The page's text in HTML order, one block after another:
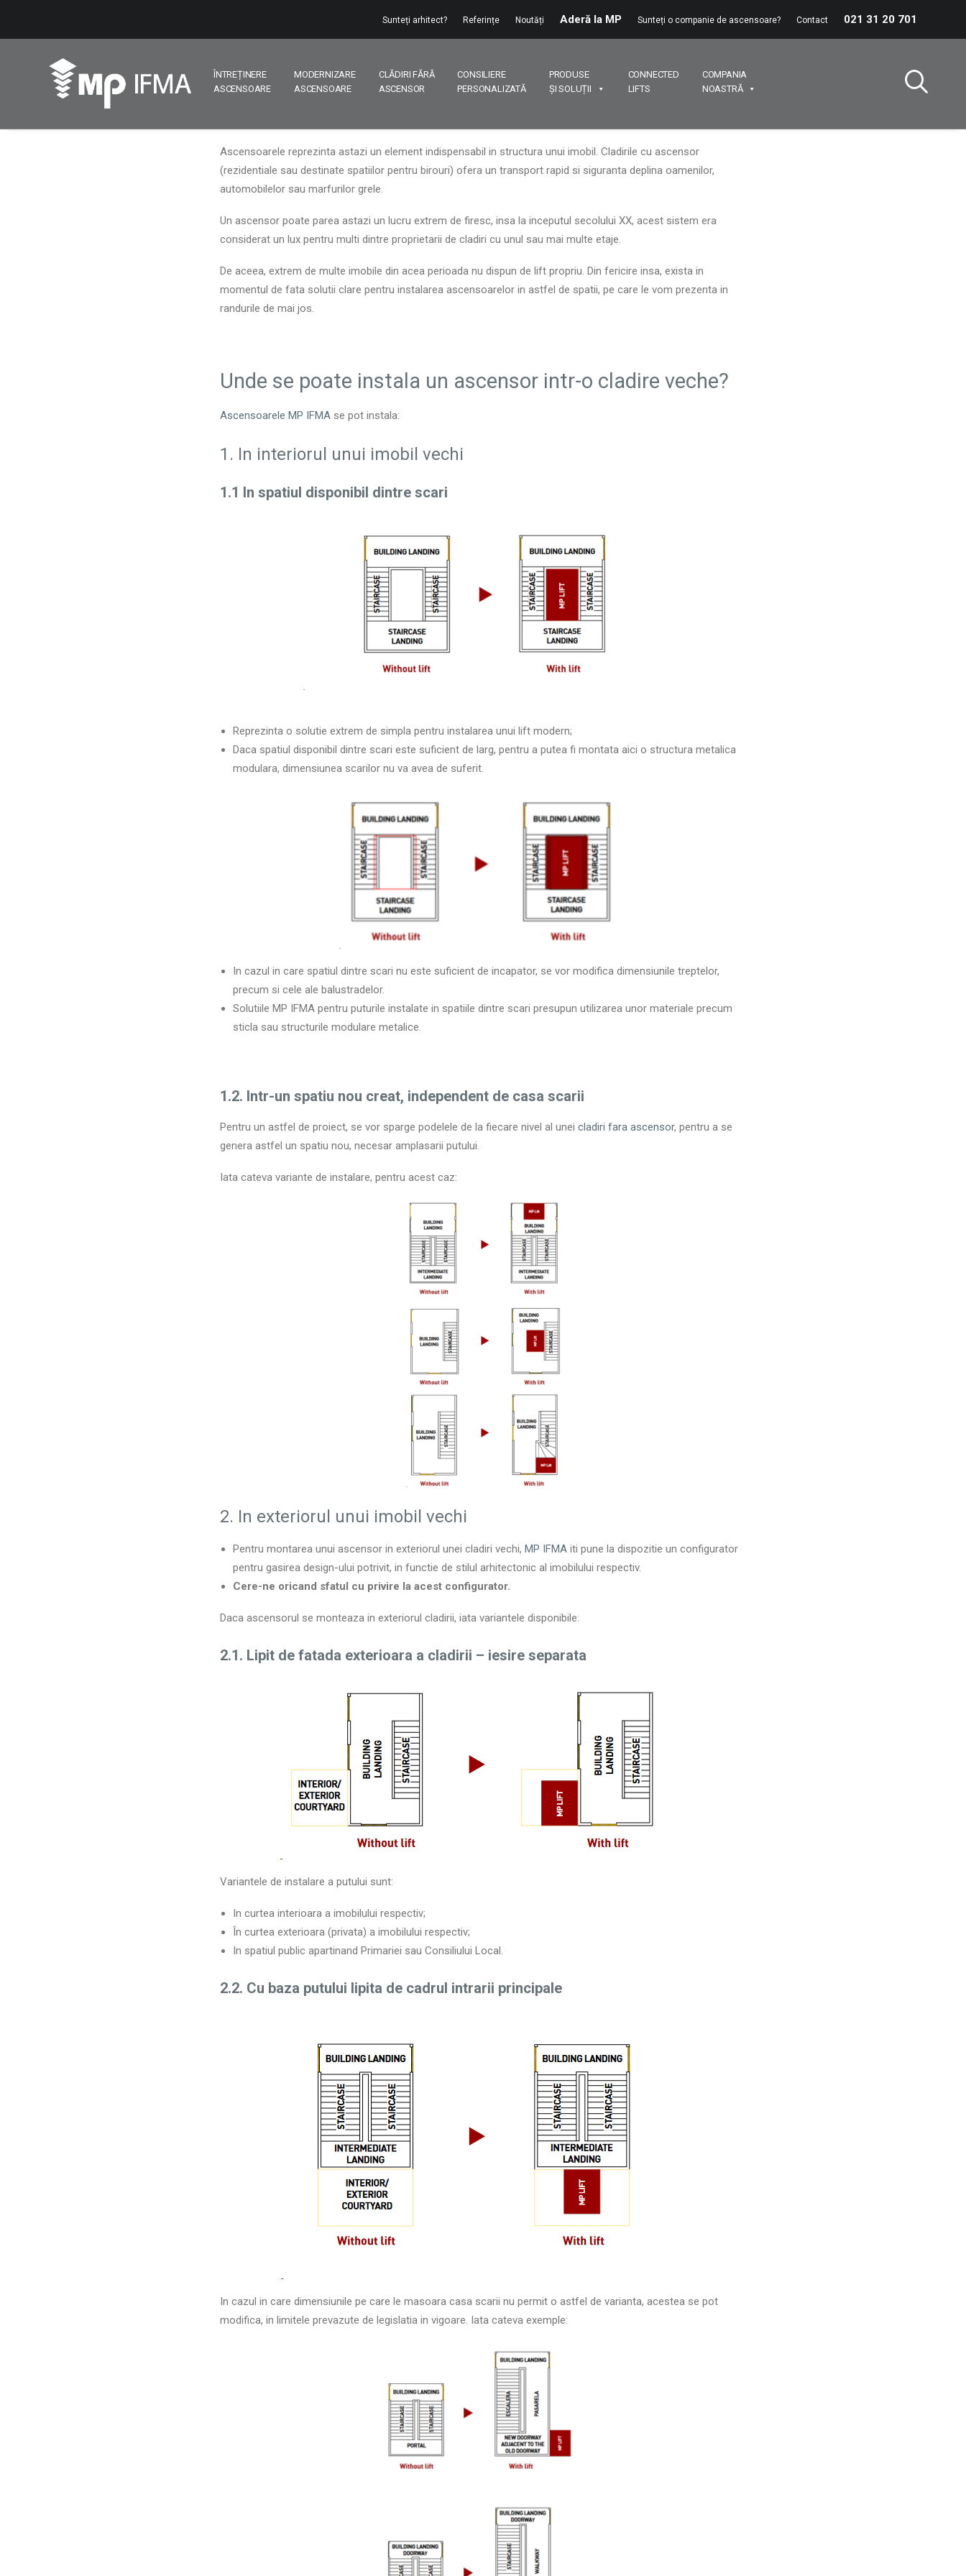
Sunteți arhitect? Referințe Noutăți Aderă la MP Sunteți o companie de ascensoare? Contact 021 31 20 701
ÎNTREȚINERE
ASCENSOARE
MODERNIZARE
ASCENSOARE
CLĂDIRI FĂRĂ
ASCENSOR
CONSILIERE
PERSONALIZATĂ
PRODUSE
ȘI SOLUȚII
CONNECTED
LIFTS
COMPANIA
NOASTRĂ
Ascensoarele reprezinta astazi un element indispensabil in structura unui imobil. Cladirile cu ascensor
(rezidentiale sau destinate spatiilor pentru birouri) ofera un transport rapid si siguranta deplina oamenilor,
automobilelor sau marfurilor grele.
Un ascensor poate parea astazi un lucru extrem de firesc, insa la inceputul secolului XX, acest sistem era
considerat un lux pentru multi dintre proprietarii de cladiri cu unul sau mai multe etaje.
De aceea, extrem de multe imobile din acea perioada nu dispun de lift propriu. Din fericire insa, exista in
momentul de fata solutii clare pentru instalarea ascensoarelor in astfel de spatii, pe care le vom prezenta in
randurile de mai jos.
Unde se poate instala un ascensor intr-o cladire veche?
Ascensoarele MP IFMA se pot instala:
1. In interiorul unui imobil vechi
1.1 In spatiul disponibil dintre scari
Reprezinta o solutie extrem de simpla pentru instalarea unui lift modern;
Daca spatiul disponibil dintre scari este suficient de larg, pentru a putea fi montata aici o structura metalica
modulara, dimensiunea scarilor nu va avea de suferit.
In cazul in care spatiul dintre scari nu este suficient de incapator, se vor modifica dimensiunile treptelor,
precum si cele ale balustradelor.
Solutiile MP IFMA pentru puturile instalate in spatiile dintre scari presupun utilizarea unor materiale precum
sticla sau structurile modulare metalice.
1.2. Intr-un spatiu nou creat, independent de casa scarii
Pentru un astfel de proiect, se vor sparge podelele de la fiecare nivel al unei cladiri fara ascensor, pentru a se
genera astfel un spatiu nou, necesar amplasarii putului.
Iata cateva variante de instalare, pentru acest caz:
2. In exteriorul unui imobil vechi
Pentru montarea unui ascensor in exteriorul unei cladiri vechi, MP IFMA iti pune la dispozitie un configurator
pentru gasirea design-ului potrivit, in functie de stilul arhitectonic al imobilului respectiv.
Cere-ne oricand sfatul cu privire la acest configurator.
Daca ascensorul se monteaza in exteriorul cladirii, iata variantele disponibile:
2.1. Lipit de fatada exterioara a cladirii – iesire separata
Variantele de instalare a putului sunt:
In curtea interioara a imobilului respectiv;
În curtea exterioara (privata) a imobilului respectiv;
In spatiul public apartinand Primariei sau Consiliului Local.
2.2. Cu baza putului lipita de cadrul intrarii principale
In cazul in care dimensiunile pe care le masoara casa scarii nu permit o astfel de varianta, acestea se pot
modifica, in limitele prevazute de legislatia in vigoare. Iata cateva exemple: